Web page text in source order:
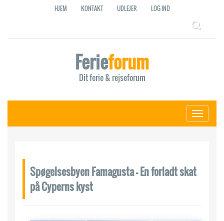
HJEM KONTAKT UDLEJER LOG IND
Ferieforum
Dit ferie & rejseforum
Toggle
Spøgelsesbyen Famagusta - En forladt skat
på Cyperns kyst